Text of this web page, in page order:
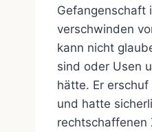
Gefangenschaft
verschwinden
kann nicht
sind oder Usen
hätte. Er
und hatte
rechtschaffenen